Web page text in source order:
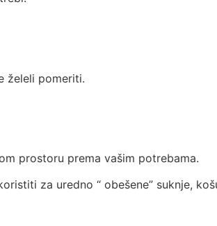
želeli pomeriti.
prostoru prema vašim potrebama.
za uredno “ obešene” suknje,